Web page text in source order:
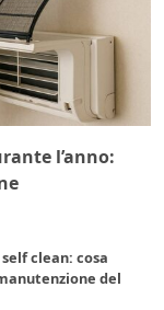
l’anno:
clean: cosa
del